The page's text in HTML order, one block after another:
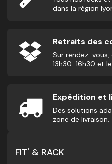
dans la région
Retraits des
Sur rendez-
13h30-16h30 et
Expédition et
Des solutions
zone de livraison.
FIT' & RACK